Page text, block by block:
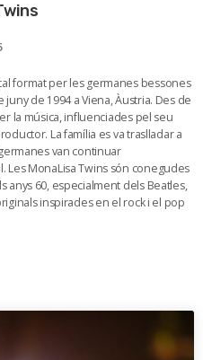
format per les germanes bessones
de 1994 a Viena, Àustria. Des de
la música, influenciades pel seu
La família es va traslladar a
van continuar
Les MonaLisa Twins són conegudes
anys 60, especialment dels Beatles,
inspirades en el rock i el pop